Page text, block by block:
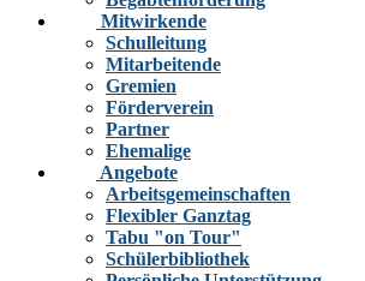
Mitwirkende
Schulleitung
Mitarbeitende
Gremien
Förderverein
Partner
Ehemalige
Angebote
Arbeitsgemeinschaften
Flexibler Ganztag
Tabu "on Tour"
Schülerbibliothek